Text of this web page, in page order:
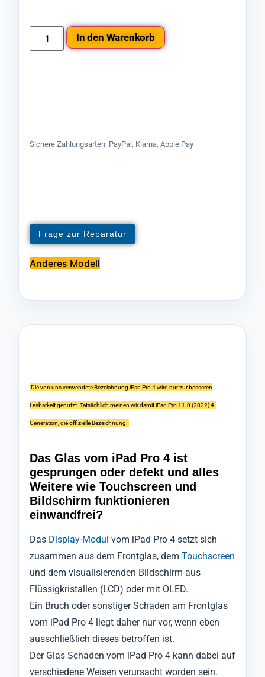
In den Warenkorb
Sichere Zahlungsarten: PayPal, Klarna, Apple Pay
Frage zur Reparatur
Anderes Modell
Die von uns verwendete Bezeichnung iPad Pro 4 wird nur zur besseren
Lesbarkeit genutzt. Tatsächlich meinen wir damit iPad Pro 11.0 (2022) 4.
Generation, die offizielle Bezeichnung.
Das Glas vom iPad Pro 4 ist
gesprungen oder defekt und alles
Weitere wie Touchscreen und
Bildschirm funktionieren
einwandfrei?
Das Display-Modul vom iPad Pro 4 setzt sich
zusammen aus dem Frontglas, dem Touchscreen
und dem visualisierenden Bildschirm aus
Flüssigkristallen (LCD) oder mit OLED.
Ein Bruch oder sonstiger Schaden am Frontglas
vom iPad Pro 4 liegt daher nur vor, wenn eben
ausschließlich dieses betroffen ist.
Der Glas Schaden vom iPad Pro 4 kann dabei auf
verschiedene Weisen verursacht worden sein.